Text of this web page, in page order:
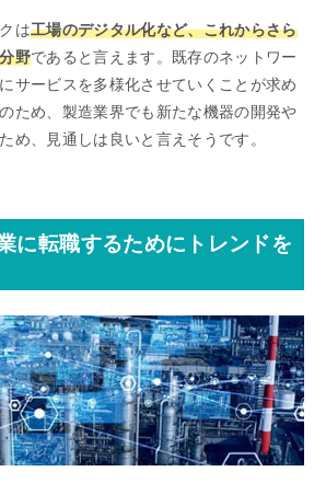
は工場のデジタル化など、これからさら
野であると言えます。既存のネットワー
サービスを多様化させていくことが求め
ため、製造業界でも新たな機器の開発や
め、見通しは良いと言えそうです。
に転職するためにトレンドを